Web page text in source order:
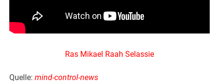
Ras Mikael Raah Selassie
Quelle:mind-control-news